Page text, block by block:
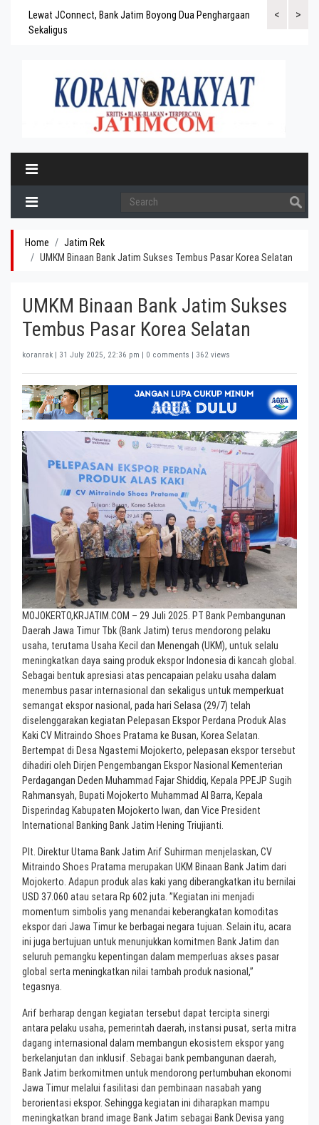
<
Lewat JConnect, Bank Jatim Boyong Dua Penghargaan
Sekaligus
Bank Jatim
>
Home
Jatim Rek
UMKM Binaan Bank Jatim Sukses Tembus Pasar Korea Selatan
UMKM Binaan Bank Jatim Sukses
Tembus Pasar Korea Selatan
koranrak | 31 July 2025, 22:36 pm | 0 comments | 362 views
MOJOKERTO,KRJATIM.COM – 29 Juli 2025. PT Bank Pembangunan
Daerah Jawa Timur Tbk (Bank Jatim) terus mendorong pelaku
usaha, terutama Usaha Kecil dan Menengah (UKM), untuk selalu
meningkatkan daya saing produk ekspor Indonesia di kancah global.
Sebagai bentuk apresiasi atas pencapaian pelaku usaha dalam
menembus pasar internasional dan sekaligus untuk memperkuat
semangat ekspor nasional, pada hari Selasa (29/7) telah
diselenggarakan kegiatan Pelepasan Ekspor Perdana Produk Alas
Kaki CV Mitraindo Shoes Pratama ke Busan, Korea Selatan.
Bertempat di Desa Ngastemi Mojokerto, pelepasan ekspor tersebut
dihadiri oleh Dirjen Pengembangan Ekspor Nasional Kementerian
Perdagangan Deden Muhammad Fajar Shiddiq, Kepala PPEJP Sugih
Rahmansyah, Bupati Mojokerto Muhammad Al Barra, Kepala
Disperindag Kabupaten Mojokerto Iwan, dan Vice President
International Banking Bank Jatim Hening Triujianti.
Plt. Direktur Utama Bank Jatim Arif Suhirman menjelaskan, CV
Mitraindo Shoes Pratama merupakan UKM Binaan Bank Jatim dari
Mojokerto. Adapun produk alas kaki yang diberangkatkan itu bernilai
USD 37.060 atau setara Rp 602 juta. ”Kegiatan ini menjadi
momentum simbolis yang menandai keberangkatan komoditas
ekspor dari Jawa Timur ke berbagai negara tujuan. Selain itu, acara
ini juga bertujuan untuk menunjukkan komitmen Bank Jatim dan
seluruh pemangku kepentingan dalam memperluas akses pasar
global serta meningkatkan nilai tambah produk nasional,”
tegasnya.
Arif berharap dengan kegiatan tersebut dapat tercipta sinergi
antara pelaku usaha, pemerintah daerah, instansi pusat, serta mitra
dagang internasional dalam membangun ekosistem ekspor yang
berkelanjutan dan inklusif. Sebagai bank pembangunan daerah,
Bank Jatim berkomitmen untuk mendorong pertumbuhan ekonomi
Jawa Timur melalui fasilitasi dan pembinaan nasabah yang
berorientasi ekspor. Sehingga kegiatan ini diharapkan mampu
meningkatkan brand image Bank Jatim sebagai Bank Devisa yang